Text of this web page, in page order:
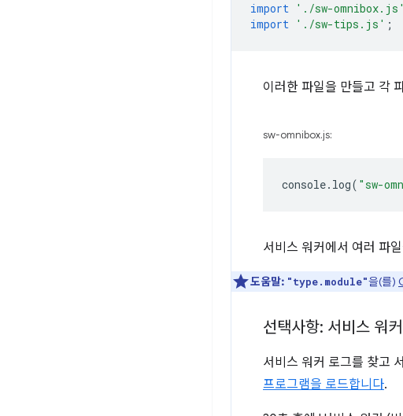
import './sw-omnibox.js'
import './sw-tips.js' ;
이러한 파일을 만들고 각
sw-omnibox.js:
console. log( "sw-
서비스 워커에서 여러 파
도움말: "type.module"을(를)
선택사항: 서비스 워
서비스 워커 로그를 찾고
프로그램을 로드합니다.